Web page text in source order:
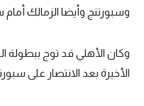
كرة السلة الأمريكية
كرة يد
وسبورتنج وأيضا الزمالك
وكان الأهلي قد توج ببطولة
الأخيرة بعد الانتصار على سبورتنج